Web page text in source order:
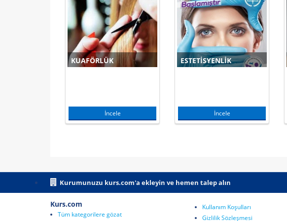
KUAFÖRLÜK
İncele
ESTETISYENLIK
İncele
Kurumunuzu kurs.com'a ekleyin ve hemen talep alın
Kurs.com
Tüm kategorilere gözat
Kullanım Koşulları
Gizlilik Sözleşmesi